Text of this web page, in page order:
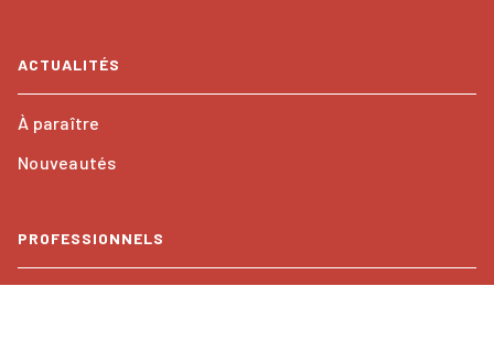
ACTUALITÉS
À paraître
Nouveautés
PROFESSIONNELS